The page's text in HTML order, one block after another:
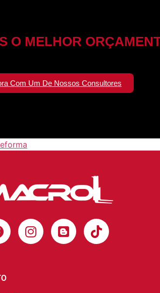
O MELHOR
Com Um De Nossos Consultores